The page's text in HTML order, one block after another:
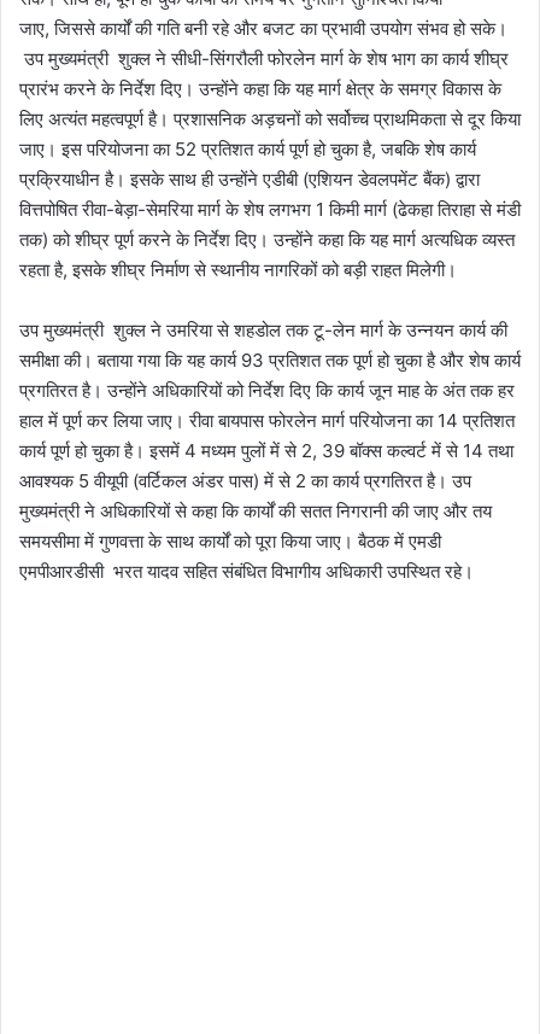
जाए, जिससे कार्यों की गति बनी रहे और बजट का प्रभावी उपयोग संभव हो सके।
उप मुख्यमंत्री शुक्ल ने सीधी-सिंगरौली फोरलेन मार्ग के शेष भाग का कार्य शीघ्र
प्रारंभ करने के निर्देश दिए। उन्होंने कहा कि यह मार्ग क्षेत्र के समग्र विकास के
लिए अत्यंत महत्वपूर्ण है। प्रशासनिक अड़चनों को सर्वोच्च प्राथमिकता से दूर किया
जाए। इस परियोजना का 52 प्रतिशत कार्य पूर्ण हो चुका है, जबकि शेष कार्य
प्रक्रियाधीन है। इसके साथ ही उन्होंने एडीबी (एशियन डेवलपमेंट बैंक) द्वारा
वित्तपोषित रीवा-बेड़ा-सेमरिया मार्ग के शेष लगभग 1 किमी मार्ग (ढेकहा तिराहा से मंडी
तक) को शीघ्र पूर्ण करने के निर्देश दिए। उन्होंने कहा कि यह मार्ग अत्यधिक व्यस्त
रहता है, इसके शीघ्र निर्माण से स्थानीय नागरिकों को बड़ी राहत मिलेगी।
उप मुख्यमंत्री शुक्ल ने उमरिया से शहडोल तक टू-लेन मार्ग के उन्नयन कार्य की
समीक्षा की। बताया गया कि यह कार्य 93 प्रतिशत तक पूर्ण हो चुका है और शेष कार्य
प्रगतिरत है। उन्होंने अधिकारियों को निर्देश दिए कि कार्य जून माह के अंत तक हर
हाल में पूर्ण कर लिया जाए। रीवा बायपास फोरलेन मार्ग परियोजना का 14 प्रतिशत
कार्य पूर्ण हो चुका है। इसमें 4 मध्यम पुलों में से 2, 39 बॉक्स कल्वर्ट में से 14 तथा
आवश्यक 5 वीयूपी (वर्टिकल अंडर पास) में से 2 का कार्य प्रगतिरत है। उप
मुख्यमंत्री ने अधिकारियों से कहा कि कार्यों की सतत निगरानी की जाए और तय
समयसीमा में गुणवत्ता के साथ कार्यों को पूरा किया जाए। बैठक में एमडी
एमपीआरडीसी भरत यादव सहित संबंधित विभागीय अधिकारी उपस्थित रहे।